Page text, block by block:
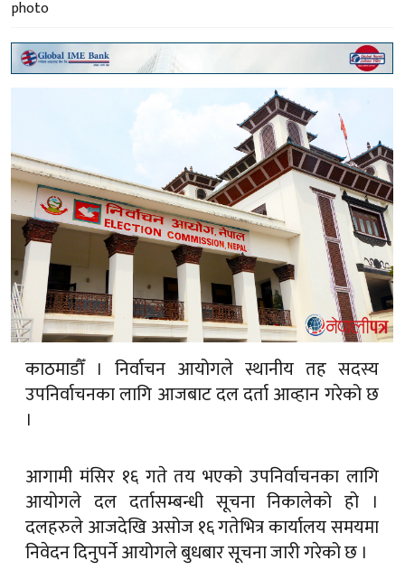
काठमाडौँ । निर्वाचन आयोगले स्थानीय तह सदस्य
उपनिर्वाचनका लागि आजबाट दल दर्ता आव्हान गरेको छ
।
आगामी मंसिर १६ गते तय भएको उपनिर्वाचनका लागि
आयोगले दल दर्तासम्बन्धी सूचना निकालेको हो ।
दलहरुले आजदेखि असोज १६ गतेभित्र कार्यालय समयमा
निवेदन दिनुपर्ने आयोगले बुधबार सूचना जारी गरेको छ ।